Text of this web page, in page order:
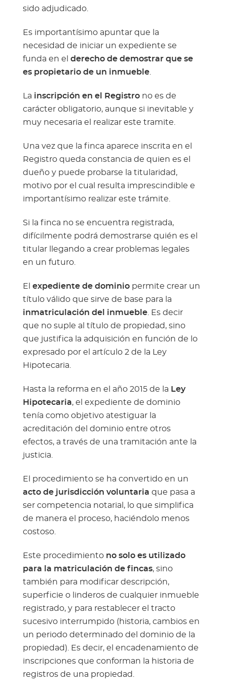
sido adjudicado.
Es importantísimo apuntar que la
necesidad de iniciar un expediente se
funda en el derecho de demostrar que se
es propietario de un inmueble.
La inscripción en el Registrono es de
carácter obligatorio, aunque si inevitable y
muy necesaria el realizar este tramite.
Una vez que la finca aparece inscrita en el
Registro queda constancia de quien es el
dueño y puede probarse la titularidad,
motivo por el cual resulta imprescindible e
importantísimo realizar este trámite.
Si la finca no se encuentra registrada,
difícilmente podrá demostrarse quién es el
titular llegando a crear problemas legales
en un futuro.
El expediente de dominiopermite crear un
título válido que sirve de base para la
inmatriculación del inmueble. Es decir
que no suple al título de propiedad, sino
que justifica la adquisición en función de lo
expresado por el artículo 2 de la Ley
Hipotecaria.
Hasta la reforma en el año 2015 de la Ley
Hipotecaria, el expediente de dominio
tenía como objetivo atestiguar la
acreditación del dominio entre otros
efectos, a través de una tramitación ante la
justicia.
El procedimiento se ha convertido en un
acto de jurisdicción voluntaria que pasa a
ser competencia notarial, lo que simplifica
de manera el proceso, haciéndolo menos
costoso.
Este procedimiento no solo es utilizado
para la matriculación de fincas, sino
también para modificar descripción,
superficie o linderos de cualquier inmueble
registrado, y para restablecer el tracto
sucesivo interrumpido (historia, cambios en
un periodo determinado del dominio de la
propiedad). Es decir, el encadenamiento de
inscripciones que conforman la historia de
registros de una propiedad.